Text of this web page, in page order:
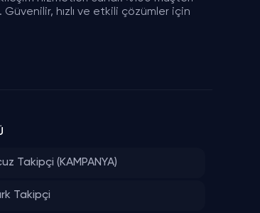
hızlı ve etkili çözümler için
Takipçi (KAMPANYA)
Takipçi